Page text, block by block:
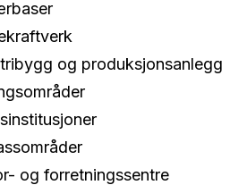
og produksjonsanlegg
og forretningssentre